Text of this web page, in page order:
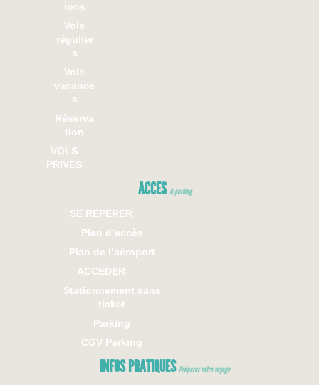
ions
Vols
régulier
s
Vols
vacance
s
Réserva
tion
VOLS
PRIVES
ACCES & parking
SE REPERER
Plan d’accès
Plan de l’aéroport
ACCEDER
Stationnement sans
ticket
Parking
CGV Parking
INFOS PRATIQUES Préparez votre voyage